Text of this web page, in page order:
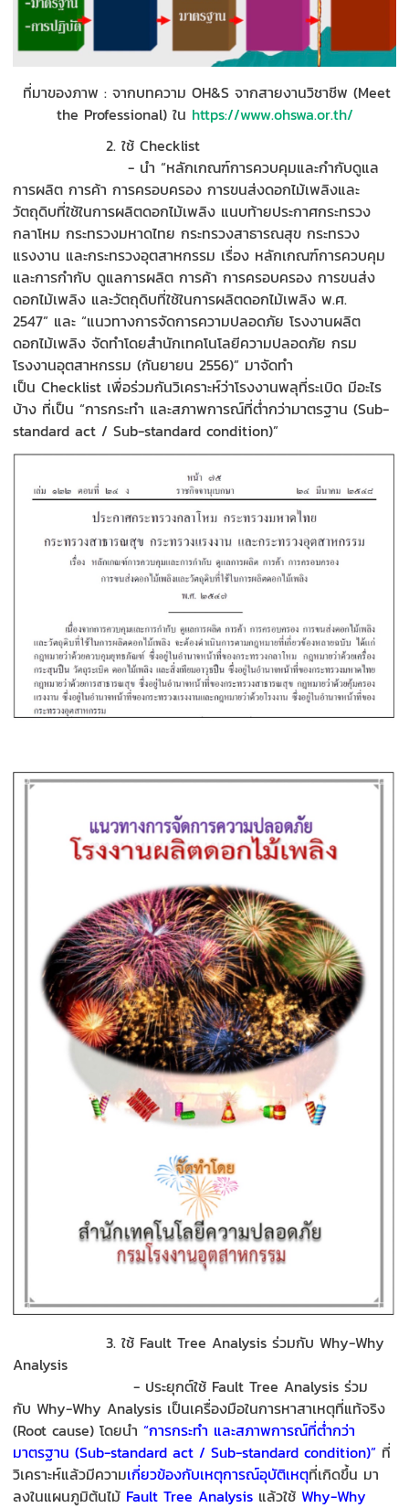
ที่มาของภาพ : จากบทความ OH&S จากสายงานวิชาชีพ (Meet
the Professional) ใน https://www.ohswa.or.th/
2.ใช ้Checklist
- นำ “หลักเกณฑ์การควบคุมและกำกับดูแล
การผลิต การค้า การครอบครอง การขนส่งดอกไม้เพลิงและ
วัตถุดิบที่ใช้ในการผลิตดอกไม้เพลิง แนบท้ายประกาศกระทรวง
กลาโหม กระทรวงมหาดไทย กระทรวงสาธารณสุข กระทรวง
แรงงาน และกระทรวงอุตสาหกรรม เรื่อง หลักเกณฑ์การควบคุม
และการกำกับ ดูแลการผลิต การค้า การครอบครอง การขนส่ง
ดอกไม้เพลิง และวัตถุดิบที่ใช้ในการผลิตดอกไม้เพลิง พ.ศ.
2547” และ “แนวทางการจัดการความปลอดภัย โรงงานผลิต
ดอกไม้เพลิง จัดทำโดยสำนักเทคโนโลยีความปลอดภัย กรม
โรงงานอุตสาหกรรม (กันยายน 2556)” มาจัดทำ
เป็น Checklist เพื่อร่วมกันวิเคราะห์ว่าโรงงานพลุที่ระเบิด มีอะไร
บ้าง ที่เป็น“การกระทำ และสภาพการณ์ที่ต่ำกว่ามาตรฐาน (Sub-
standard act / Sub-standard condition)”
3. ใช้ FaultTreeAnalysisร่วมกับ Why-Why
Analysis
- ประยุกต์ใช้ Fault Tree Analysisร่วม
กับ Why-Why Analysis เป็นเครื่องมือในการหาสาเหตุที่แท้จริง
(Root cause) โดยนำ “การกระทำ และสภาพการณ์ที่ต่ำกว่า
มาตรฐาน(Sub-standard act / Sub-standard condition)” ที่
วิเคราะห์แล้วมีความเกี่ยวข้องกับเหตุการณ์อุบัติเหตุที่เกิดขึ้น มา
ลงในแผนภูมิต้นไม้ Fault Tree Analysis แล้วใช้Why-Why